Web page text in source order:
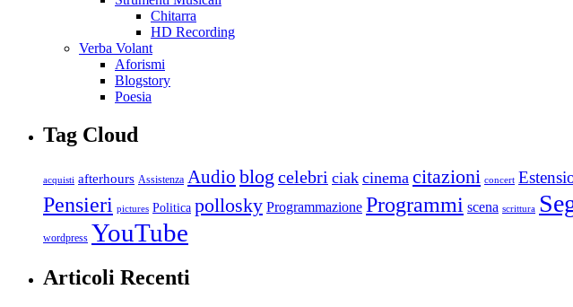
Chitarra
HD Recording
Verba Volant
Aforismi
Blogstory
Poesia
Tag Cloud
acquisti afterhours Assistenza Audio blog celebri ciak cinema citazioni concert
Pensieri pictures Politica pollosky Programmazione Programmi scena scrittura
wordpress YouTube
Articoli Recenti